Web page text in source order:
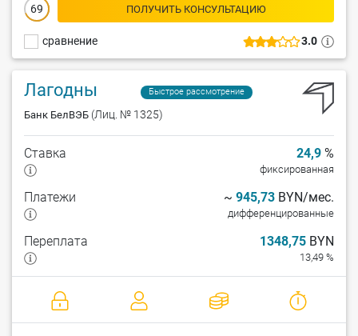
3.0
сравнение
69 ПОЛУЧИТЬ КОНСУЛЬТАЦИЮ
Лагодны Быстрое рассмотрение
Банк БелВЭБ (Лиц. № 1325)
Ставка 24,9 %
фиксированная
Платежи ~ 945,73 BYN/мес.
дифференцированные
Переплата 1348,75 BYN
13,49 %